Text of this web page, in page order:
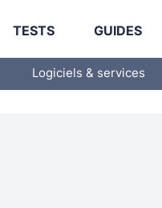
TESTS GUIDES
Logiciels & services